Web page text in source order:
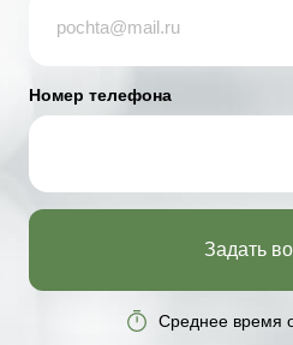
Номер телефона
Задать
Среднее время